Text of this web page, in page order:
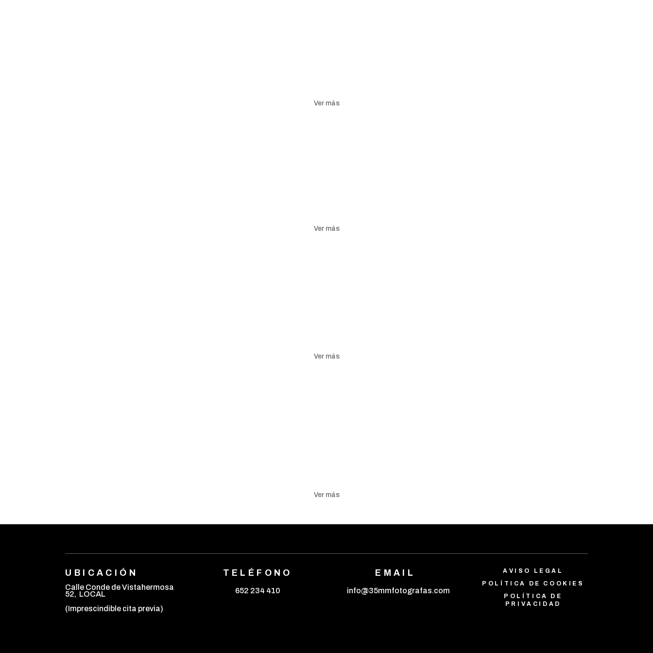
Ver más
Ver más
Ver más
Ver más
UBICACIÓN
Calle Conde de Vistahermosa
52, LOCAL
(Imprescindible cita previa)
TELÉFONO
652 234 410
EMAIL
info@35mmfotografas.com
AVISO LEGAL
POLÍTICA DE COOKIES
POLÍTICA DE
PRIVACIDAD